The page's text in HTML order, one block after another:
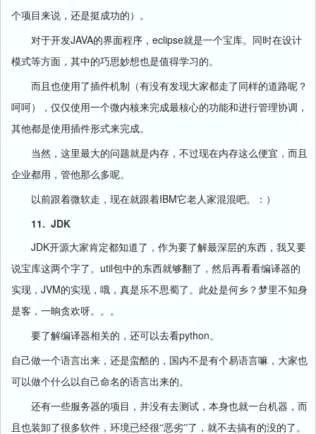
个项目来说，还是挺成功的）。
对于开发JAVA的界面程序， eclipse就是一个宝库。同时在设计
模式等方面，其中的巧思妙想也是值得学习的。
而且也使用了插件机制（有没有发现大家都走了同样的道路呢？
呵呵），仅仅使用一个微内核来完成最核心的功能和进行管理协调，
其他都是使用插件形式来完成。
当然，这里最大的问题就是内存，不过现在内存这么便宜，而且
企业都用，管他那么多呢。
以前跟着微软走，现在就跟着IBM它老人家混混吧。：）
11. JDK
JDK开源大家肯定都知道了，作为要了解最深层的东西，我又要
说宝库这两个字了。 util包中的东西就够翻了，然后再看看编译器的
实现， JVM的实现，哦，真是乐不思蜀了。此处是何乡？梦里不知身
是客，一晌贪欢呀。。。
要了解编译器相关的，还可以去看python。
自己做一个语言出来，还是蛮酷的，国内不是有个易语言嘛，大家也
可以做个什么以自己命名的语言出来的。
还有一些服务器的项目，并没有去测试，本身也就一台机器，而
且也装卸了很多软件，环境已经很“恶劣”了，就不去搞有的没的了。